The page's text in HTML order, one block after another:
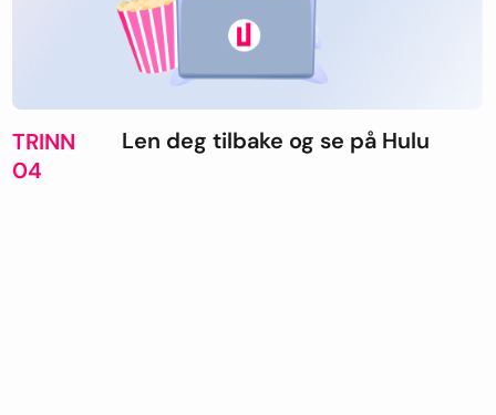
TRINN
04
Len deg tilbake og se på Hulu